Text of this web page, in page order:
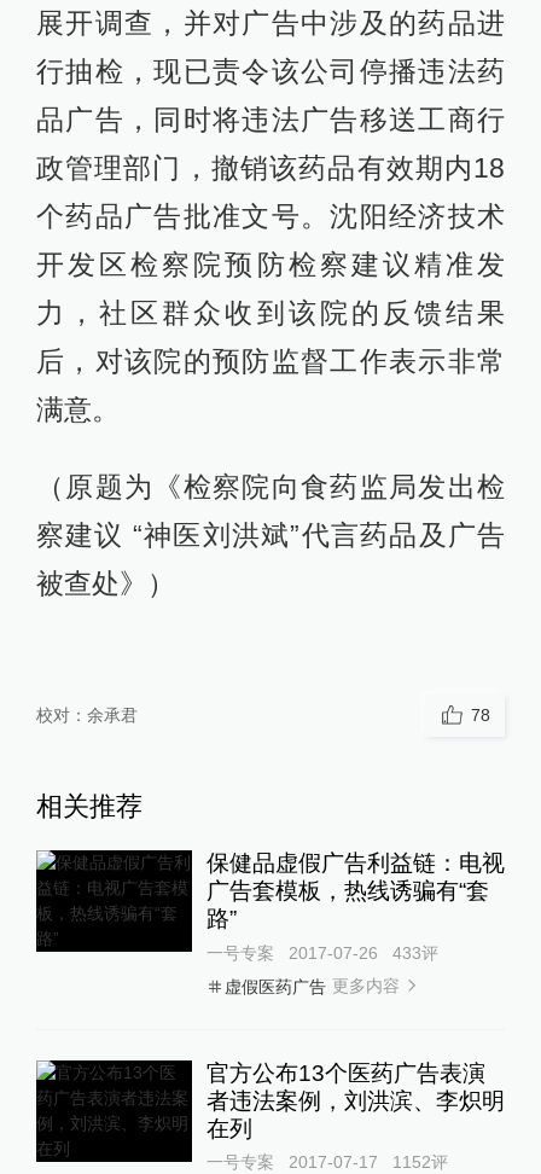
展开调查，并对广告中涉及的药品进
行抽检，现已责令该公司停播违法药
品广告，同时将违法广告移送工商行
政管理部门，撤销该药品有效期内18
个药品广告批准文号。沈阳经济技术
开发区检察院预防检察建议精准发
力，社区群众收到该院的反馈结果
后，对该院的预防监督工作表示非常
满意。
（原题为《检察院向食药监局发出检
察建议 “神医刘洪斌”代言药品及广告
被查处》）
校对： 余承君 78
相关推荐
保健品虚假广告利益链：电视
广告套模板，热线诱骗有“套
路”
一号专案 2017-07-26 433评
虚假医药广告 更多内容
官方公布13个医药广告表演
者违法案例，刘洪滨、李炽明
在列
一号专案 2017-07-17 1152评